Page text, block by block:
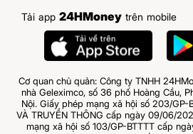
Tải app 24HMoney trên mobile
Cơ quan chủ quản: Công ty TNHH
nhà Geleximco, số 36 phố Hoàng Cầu,
Nội. Giấy phép mạng xã hội số 203/GP-
VÀ TRUYỀN THÔNG cấp ngày 09/06/
mạng xã hội số 103/GP-BTTTT cấp